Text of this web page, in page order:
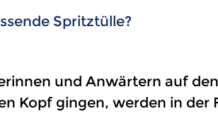
Spritztülle?
und Anwärtern auf
Kopf gingen, werden in der